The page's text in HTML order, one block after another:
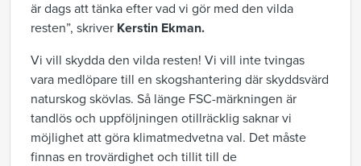
är dags att tänka efter vad vi gör med den vilda
resten”, skriver Kerstin Ekman.
Vi vill skydda den vilda resten! Vi vill inte tvingas
vara medlöpare till en skogshantering där skyddsvärd
naturskog skövlas. Så länge FSC-märkningen är
tandlös och uppföljningen otillräcklig saknar vi
möjlighet att göra klimatmedvetna val. Det måste
finnas en trovärdighet och tillit till de